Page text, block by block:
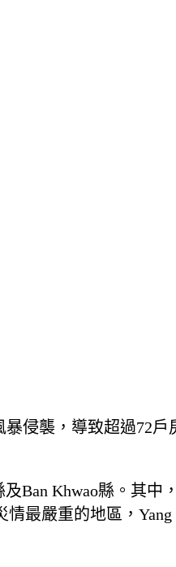
侵襲，導致超過72
Ban Khwao縣。其中
情最嚴重的地區，